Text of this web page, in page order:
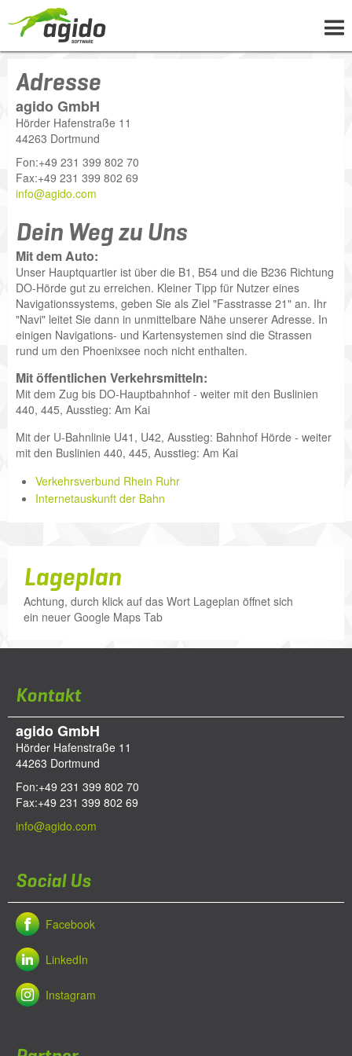
UNTERNEHMEN
LÖSUNGEN
PROJEKTE
NEWS
WISSEN
Adresse
agido GmbH
Hörder Hafenstraße 11
44263 Dortmund
Fon:+49 231 399 802 70
Fax:+49 231 399 802 69
info@agido.com
Dein Weg zu Uns
Mit dem Auto:
Unser Hauptquartier ist über die B1, B54 und die B236 Richtung
DO-Hörde gut zu erreichen. Kleiner Tipp für Nutzer eines
Navigationssystems, geben Sie als Ziel "Fasstrasse 21" an. Ihr
"Navi" leitet Sie dann in unmittelbare Nähe unserer Adresse. In
einigen Navigations- und Kartensystemen sind die Strassen
rund um den Phoenixsee noch nicht enthalten.
Mit öffentlichen Verkehrsmitteln:
Mit dem Zug bis DO-Hauptbahnhof - weiter mit den Buslinien
440, 445, Ausstieg: Am Kai
Mit der U-Bahnlinie U41, U42, Ausstieg: Bahnhof Hörde - weiter
mit den Buslinien 440, 445, Ausstieg: Am Kai
Verkehrsverbund Rhein Ruhr
Internetauskunft der Bahn
Lageplan
Achtung, durch klick auf das Wort Lageplan öffnet sich
ein neuer Google Maps Tab
Kontakt
agido GmbH
Hörder Hafenstraße 11
44263 Dortmund
Fon:+49 231 399 802 70
Fax:+49 231 399 802 69
info@agido.com
Social Us
Facebook
LinkedIn
Instagram